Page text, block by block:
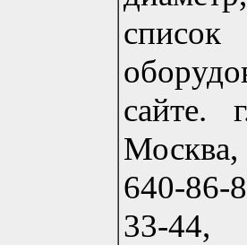
сайте.
Москва,
640-
33-